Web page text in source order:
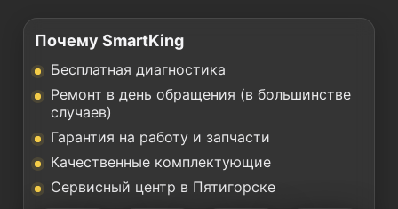
Почему SmartKing
Бесплатная диагностика
Ремонт в день обращения (в большинстве
случаев)
Гарантия на работу и запчасти
Качественные комплектующие
Сервисный центр в Пятигорске